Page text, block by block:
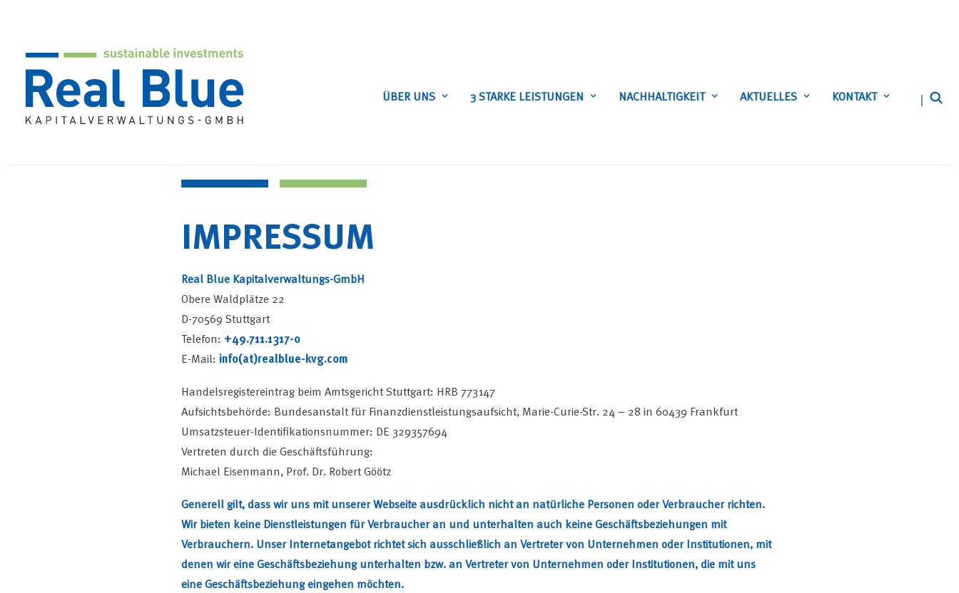
ÜBER UNS 3 STARKE LEISTUNGEN NACHHALTIGKEIT AKTUELLES KONTAKT
IMPRESSUM
Real Blue Kapitalverwaltungs-GmbH
Obere Waldplätze 22
D-70569 Stuttgart
Telefon: +49.711.1317-0
E-Mail: info(at)realblue-kvg.com
Handelsregistereintrag beim Amtsgericht Stuttgart: HRB 773147
Aufsichtsbehörde: Bundesanstalt für Finanzdienstleistungsaufsicht, Marie-Curie-Str. 24 – 28 in 60439 Frankfurt
Umsatzsteuer-Identifikationsnummer: DE 329357694
Vertreten durch die Geschäftsführung:
Michael Eisenmann, Prof. Dr. Robert Göötz
Generell gilt, dass wir uns mit unserer Webseite ausdrücklich nicht an natürliche Personen oder Verbraucher richten.
Wir bieten keine Dienstleistungen für Verbraucher an und unterhalten auch keine Geschäftsbeziehungen mit
Verbrauchern. Unser Internetangebot richtet sich ausschließlich an Vertreter von Unternehmen oder Institutionen, mit
denen wir eine Geschäftsbeziehung unterhalten bzw. an Vertreter von Unternehmen oder Institutionen, die mit uns
eine Geschäftsbeziehung eingehen möchten.